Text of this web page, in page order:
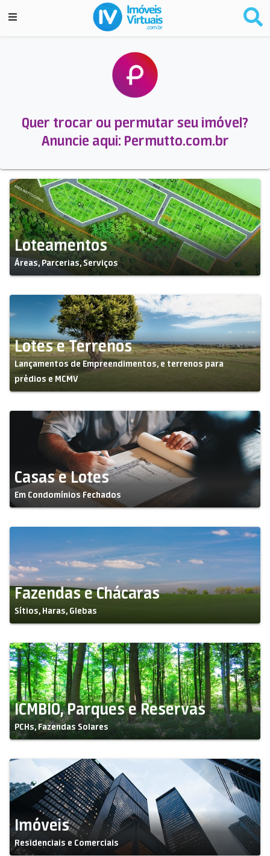
Quer trocar ou permutar seu imóvel?
Anuncie aqui: Permutto.com.br
Loteamentos
Áreas, Parcerias, Serviços
Lotes e Terrenos
Lançamentos de Empreendimentos, e terrenos para
prédios e MCMV
Casas e Lotes
Em Condomínios Fechados
Fazendas e Chácaras
Sítios, Haras, Glebas
ICMBIO, Parques e Reservas
PCHs, Fazendas Solares
Imóveis
Residenciais e Comerciais